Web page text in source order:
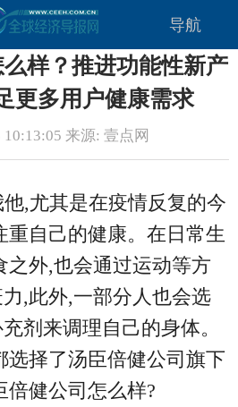
导航
样？推进功能性新产
更多用户健康需求
来源: 壹点网
,尤其是在疫情反复的今
重自己的健康。在日常生
之外,也会通过运动等方
,此外,一部分人也会选
剂来调理自己的身体。
选择了汤臣倍健公司旗下
倍健公司怎么样?